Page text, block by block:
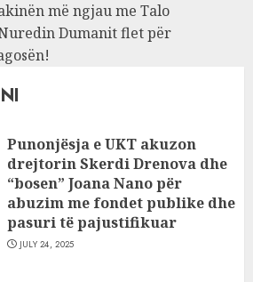
më ngjau me Talo
Dumanit flet për
Punonjësja e UKT akuzon
drejtorin Skerdi Drenova dhe
“bosen” Joana Nano për
abuzim me fondet publike dhe
pasuri të pajustifikuar
JULY 24, 2025